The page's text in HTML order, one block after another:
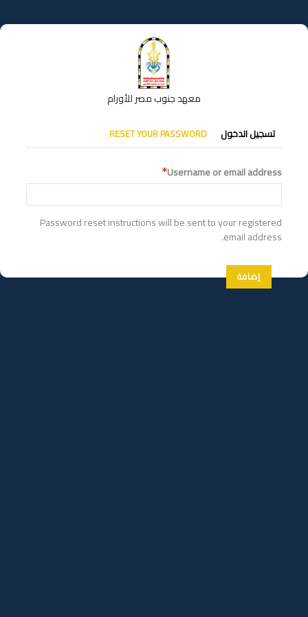
إلى
المحتوى
معهد جنوب مصر للأورام
التبويبات
الأساسية
تسجيل الدخول RESET YOUR PASSWORD
Username or email address
Password reset instructions will be sent to your registered
email address.